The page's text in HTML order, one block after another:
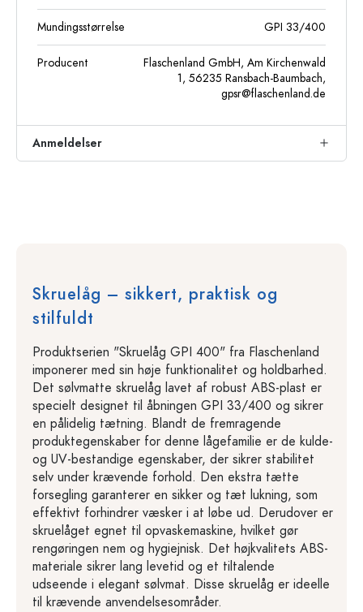
Mundingsstørrelse GPI 33/400
Producent
Flaschenland GmbH, Am Kirchenwald
1, 56235 Ransbach-Baumbach,
gpsr@flaschenland.de
Anmeldelser
Skruelåg – sikkert, praktisk og
stilfuldt
Produktserien "Skruelåg GPI 400" fra Flaschenland
imponerer med sin høje funktionalitet og holdbarhed.
Det sølvmatte skruelåg lavet af robust ABS-plast er
specielt designet til åbningen GPI 33/400 og sikrer
en pålidelig tætning. Blandt de fremragende
produktegenskaber for denne lågefamilie er de kulde-
og UV-bestandige egenskaber, der sikrer stabilitet
selv under krævende forhold. Den ekstra tætte
forsegling garanterer en sikker og tæt lukning, som
effektivt forhindrer væsker i at løbe ud. Derudover er
skruelåget egnet til opvaskemaskine, hvilket gør
rengøringen nem og hygiejnisk. Det højkvalitets ABS-
materiale sikrer lang levetid og et tiltalende
udseende i elegant sølvmat. Disse skruelåg er ideelle
til krævende anvendelsesområder.